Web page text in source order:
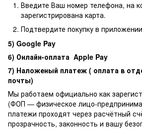
Введите Ваш номер телефона, на
зарегистрирована карта.
Подтвердите покупку в приложении
5) Google Pay
6) Онлайн-оплата Apple Pay
7) Наложеный платеж ( оплата в
почты)
Мы работаем официально как
(ФОП — физическое лицо-
платежи проходят через расчётный
прозрачность, законность и вашу